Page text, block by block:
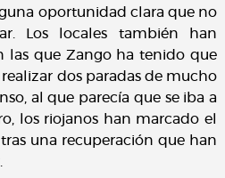
oportunidad clara que no
Los locales también han
las que Zango ha tenido que
dos paradas de mucho
al que parecía que se iba a
los riojanos han marcado el
una recuperación que han